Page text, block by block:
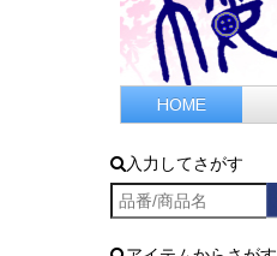
HOME
入力してさがす